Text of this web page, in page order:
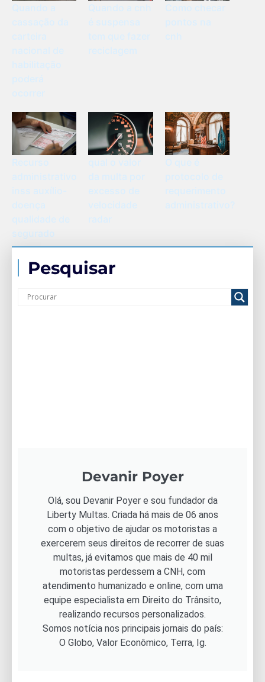
segurado
Pesquisar
Devanir Poyer
Olá, sou Devanir Poyer e sou fundador da
Liberty Multas. Criada há mais de 06 anos
com o objetivo de ajudar os motoristas a
exercerem seus direitos de recorrer de suas
multas, já evitamos que mais de 40 mil
motoristas perdessem a CNH, com
atendimento humanizado e online, com uma
equipe especialista em Direito do Trânsito,
realizando recursos personalizados.
Somos notícia nos principais jornais do país:
O Globo, Valor Econômico, Terra, Ig.